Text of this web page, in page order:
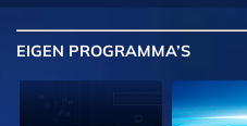
EIGEN PROGRAMMA’S